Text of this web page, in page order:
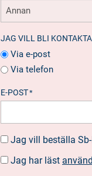
JAG VILL BLI
Via e-post
Via telefon
E-POST*
BESTÄLLA
Jag vill beställa
SUOSTUMUS *
Jag har läst